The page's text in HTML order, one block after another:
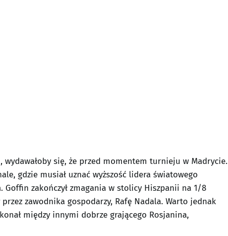
się, że przed momentem turnieju w Madrycie.
gdzie musiał uznać wyższość lidera światowego
Goffin zakończył zmagania w stolicy Hiszpanii na 1/8
zawodnika gospodarzy, Rafę Nadala. Warto jednak
między innymi dobrze grającego Rosjanina,